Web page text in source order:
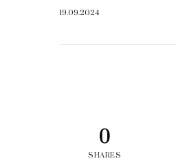
19.09.2024
0
SHARES